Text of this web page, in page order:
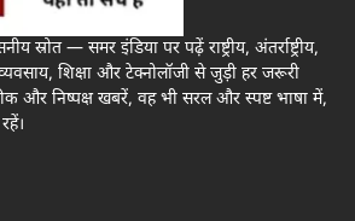
स्रोत — समर इंडिया पर पढ़ें राष्ट्रीय, अंतर्राष्ट्रीय,
शिक्षा और टेक्नोलॉजी से जुड़ी हर जरूरी
और निष्पक्ष खबरें, वह भी सरल और स्पष्ट भाषा में,